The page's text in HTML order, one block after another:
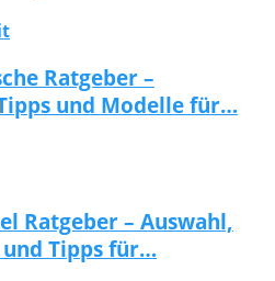
Ratgeber –
und Modelle für…
Ratgeber – Auswahl,
Tipps für…